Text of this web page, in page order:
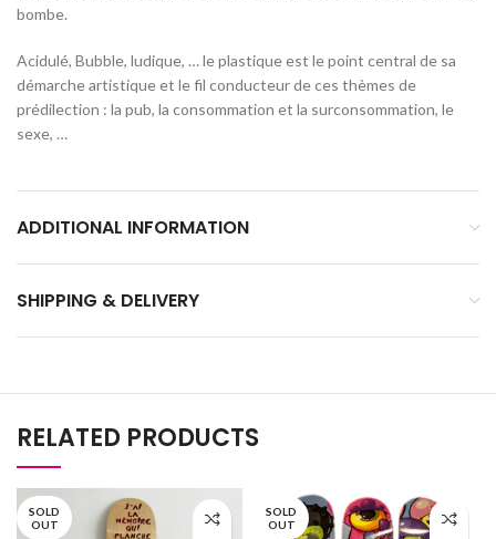
bombe.
Acidulé, Bubble, ludique, … le plastique est le point central de sa
démarche artistique et le fil conducteur de ces thèmes de
prédilection : la pub, la consommation et la surconsommation, le
sexe, …
ADDITIONAL INFORMATION
SHIPPING & DELIVERY
RELATED PRODUCTS
SOLD
OUT
SOLD
OUT